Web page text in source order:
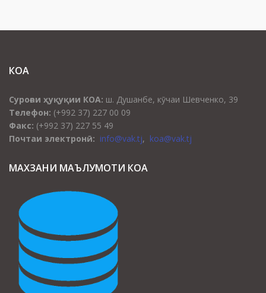
КОА
Суроғаи ҳуқуқии КОА: ш. Душанбе, кӯчаи Шевченко, 39
Телефон: (+992 37) 227 00 09
Факс: (+992 37) 227 55 49
Почтаи электронӣ: info@vak.tj, koa@vak.tj
МАХЗАНИ МАЪЛУМОТИ КОА